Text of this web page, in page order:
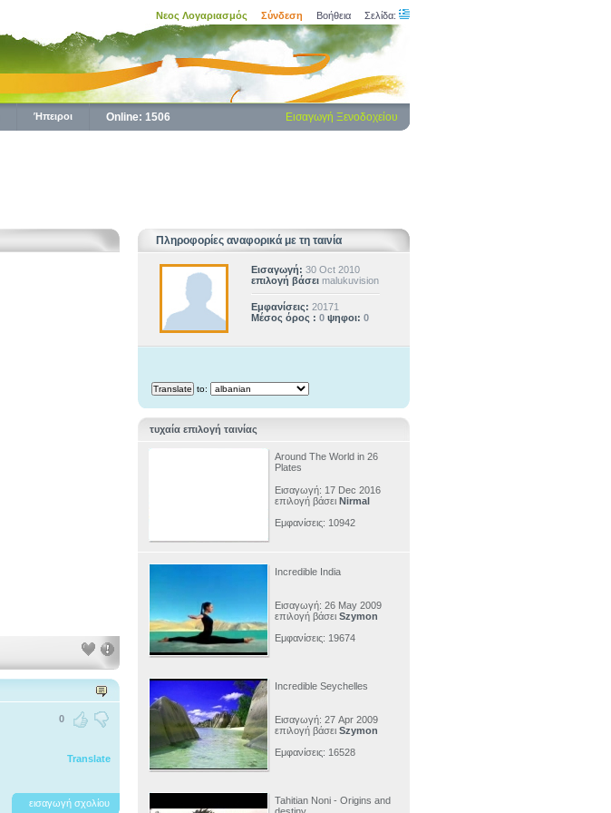
Νεος Λογαριασμός Σύνδεση Βοήθεια Σελίδα:
Ήπειροι Online: 1506 Εισαγωγή Ξενοδοχείου
0
Translate
εισαγωγή σχολίου
Πληροφορίες αναφορικά με τη ταινία
Εισαγωγή: 30 Oct 2010
επιλογή βάσει malukuvision
Εμφανίσεις: 20171
Μέσος όρος : 0 ψηφοι: 0
to:
τυχαία επιλογή ταινίας
Around The World in 26
Plates
Εισαγωγή: 17 Dec 2016
επιλογή βάσει Nirmal
Εμφανίσεις: 10942
Incredible India
Εισαγωγή: 26 May 2009
επιλογή βάσει Szymon
Εμφανίσεις: 19674
Incredible Seychelles
Εισαγωγή: 27 Apr 2009
επιλογή βάσει Szymon
Εμφανίσεις: 16528
Tahitian Noni - Origins and